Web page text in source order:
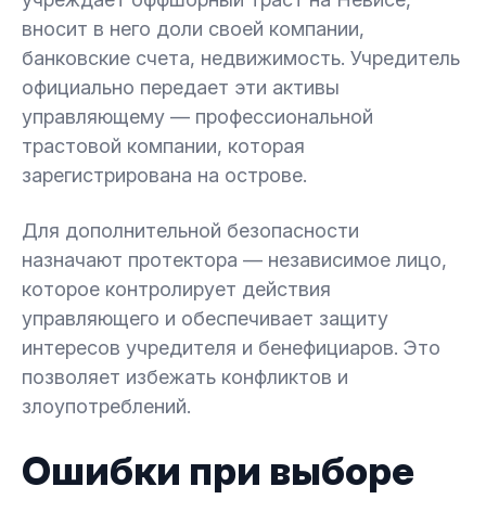
вносит в него доли своей компании,
банковские счета, недвижимость. Учредитель
официально передает эти активы
управляющему — профессиональной
трастовой компании, которая
зарегистрирована на острове.
Для дополнительной безопасности
назначают протектора — независимое лицо,
которое контролирует действия
управляющего и обеспечивает защиту
интересов учредителя и бенефициаров. Это
позволяет избежать конфликтов и
злоупотреблений.
Ошибки при выборе